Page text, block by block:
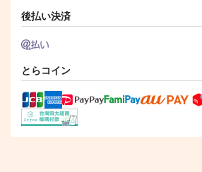
後払い決済
とらコイン